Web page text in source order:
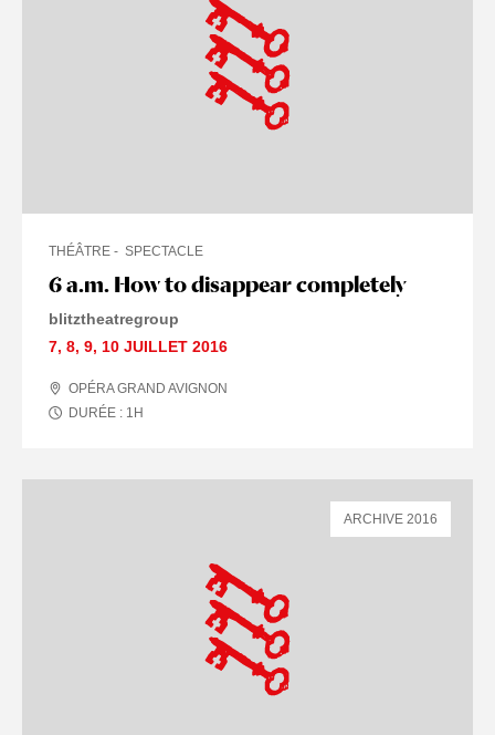
6 a.m. How to disappear completely
THÉÂTRE SPECTACLE
blitztheatregroup
7, 8, 9, 10 JUILLET 2016
OPÉRA GRAND AVIGNON
DURÉE : 1 H
ARCHIVE 2016